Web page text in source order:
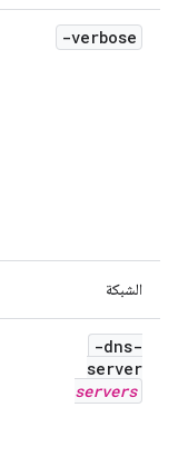
-verbose
الشبكة
-dns-
server
servers